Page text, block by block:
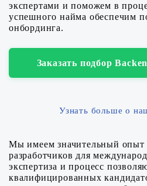
экспертами и поможем в
успешного найма обеспечим
онбординга.
Заказать подбор
Узнать больше о
Мы имеем значительный опыт
разработчиков для
экспертиза и процесс
квалифицированных